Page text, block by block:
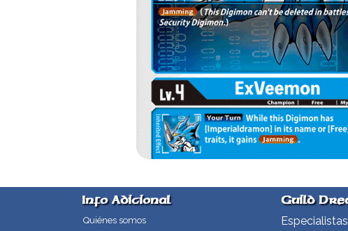
Info Adicional
Quiénes somos
Guild